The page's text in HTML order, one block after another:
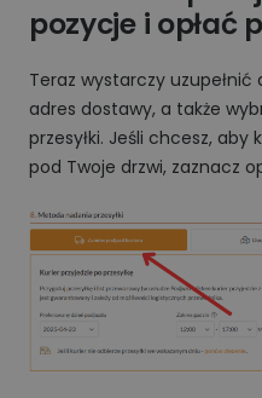
pozycje i opłać
Teraz wystarczy
adres dostawy, a także
przesyłki. Jeśli chcesz, aby
pod Twoje drzwi, zaznacz